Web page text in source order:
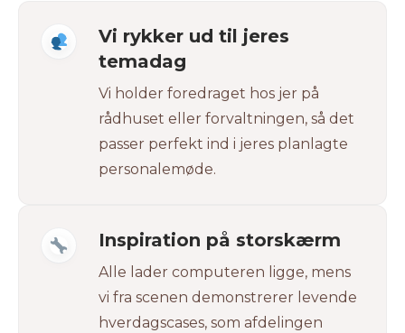
Vi rykker ud til jeres
temadag
Vi holder foredraget hos jer på
rådhuset eller forvaltningen, så det
passer perfekt ind i jeres planlagte
personalemøde.
Inspiration på storskærm
Alle lader computeren ligge, mens
vi fra scenen demonstrerer levende
hverdagscases, som afdelingen